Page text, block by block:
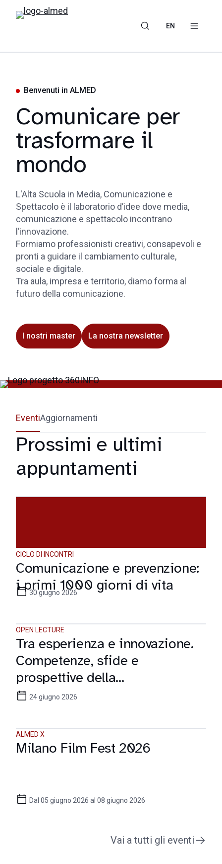
EN
Benvenuti in ALMED
Comunicare per
trasformare il
mondo
L'Alta Scuola in Media, Comunicazione e
Spettacolo è il laboratorio d’idee dove media,
comunicazione e spettacolo incontrano
l’innovazione.
Formiamo professionisti creativi, consapevoli e
pronti a guidare il cambiamento culturale,
sociale e digitale.
Tra aula, impresa e territorio, diamo forma al
futuro della comunicazione.
I nostri master La nostra newsletter
EventiAggiornamenti
Prossimi e ultimi
appuntamenti
CICLO DI INCONTRI
Comunicazione e prevenzione:
i primi 1000 giorni di vita
30 giugno 2026
OPEN LECTURE
Tra esperienza e innovazione.
Competenze, sfide e
prospettive della
comunicazione digitale
24 giugno 2026
ALMED X
Milano Film Fest 2026
Dal 05 giugno 2026 al 08 giugno 2026
Vai a tutti gli eventi